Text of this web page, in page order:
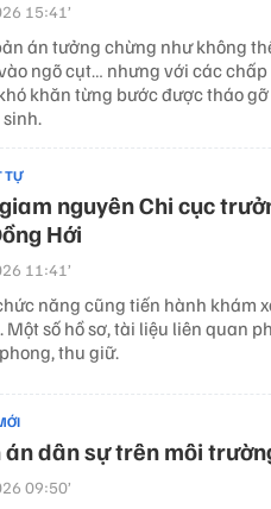
15:41’
án tưởng chừng như không
ngõ cụt… nhưng với các
khăn từng bước được tháo
TỰ
nguyên Chi cục
Hới
11:41’
năng cũng tiến hành khám
Một số hồ sơ, tài liệu liên quan
thu giữ.
án dân sự trên môi
09:50’